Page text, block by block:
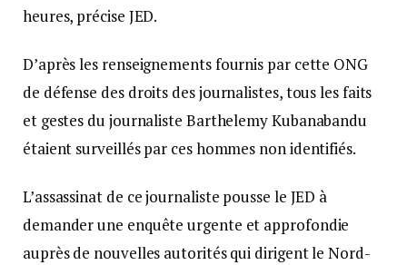
heures, précise JED.
D’après les renseignements fournis par cette ONG
de défense des droits des journalistes, tous les faits
et gestes du journaliste Barthelemy Kubanabandu
étaient surveillés par ces hommes non identifiés.
L’assassinat de ce journaliste pousse le JED à
demander une enquête urgente et approfondie
auprès de nouvelles autorités qui dirigent le Nord-